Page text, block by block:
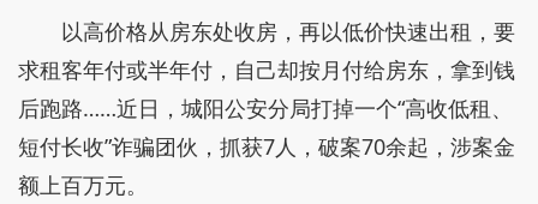
以高价格从房东处收房，再以低价快速出租，要
求租客年付或半年付，自己却按月付给房东，拿到钱
后跑路……近日，城阳公安分局打掉一个“高收低租、
短付长收”诈骗团伙，抓获7人，破案70余起，涉案金
额上百万元。